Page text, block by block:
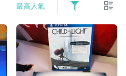
最高人氣